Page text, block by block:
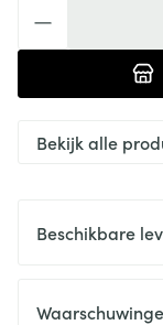
Bekijk alle
Beschikbare